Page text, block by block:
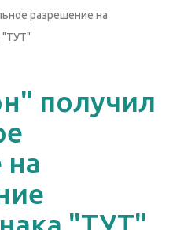
разрешение на
"ТУТ"
получил
на